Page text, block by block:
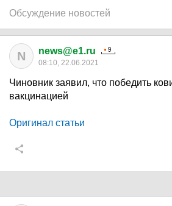
Обсуждение новостей
N news@e1.ru
08:10, 22.06.2021
Чиновник заявил, что победить
вакцинацией
Оригинал статьи